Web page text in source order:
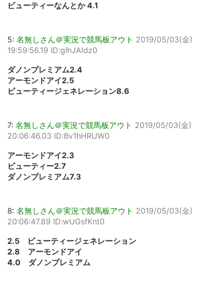
ビューティーなんとか 4.1
5: 名無しさん＠実況で競馬板アウト 2019/05/03(金)
19:59:56.19 ID:gIhJAIdz0
ダノンプレミアム2.4
アーモンドアイ2.5
ビューティージェネレーション8.6
7: 名無しさん＠実況で競馬板アウト 2019/05/03(金)
20:06:46.03 ID:Bv1hHRUW0
アーモンドアイ2.3
ビューティー2.7
ダノンプレミアム7.3
8: 名無しさん＠実況で競馬板アウト 2019/05/03(金)
20:06:47.89 ID:wUGsfKnt0
2.5 ビューティージェネレーション
2.8 アーモンドアイ
4.0 ダノンプレミアム